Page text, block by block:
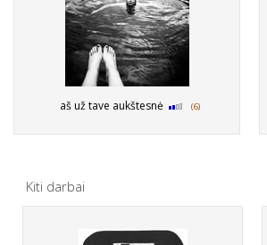
aš už tave aukštesnė (6)
Kiti darbai